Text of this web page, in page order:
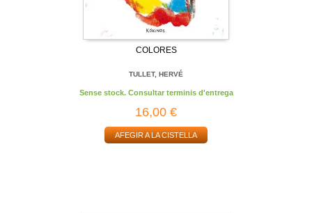
COLORES
TULLET, HERVÉ
Sense stock. Consultar terminis d'entrega
16,00 €
AFEGIR A LA CISTELLA